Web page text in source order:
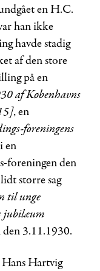
en H.C.
han ikke
havde stadig
af den store
på en
af Københavns
, en
foreningens
en
foreningen den
større sag
til unge
jubilæum
3.11.1930.
Hans Hartvig